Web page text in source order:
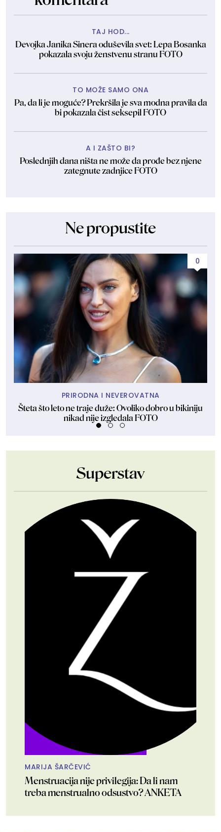
TAJ HOD...
Devojka Janika Sinera oduševila svet: Lepa Bosanka
pokazala svoju ženstvenu stranu FOTO
TO MOŽE SAMO ONA
Pa, da li je moguće? Prekršila je sva modna pravila da
bi pokazala čist seksepil FOTO
A I ZAŠTO BI?
Poslednjih dana ništa ne može da prođe bez njene
zategnute zadnjice FOTO
Ne propustite
0
PRIRODNA I NEVEROVATNA
Šteta što leto ne traje duže: Ovoliko dobro u bikiniju
nikad nije izgledala FOTO
Superstav
MARIJA ŠARČEVIĆ
Menstruacija nije privilegija: Da li nam
treba menstrualno odsustvo? ANKETA